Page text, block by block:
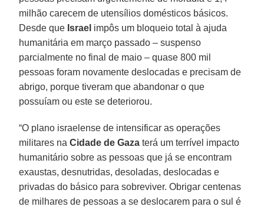
milhão carecem de utensílios domésticos básicos.
Desde que Israel impôs um bloqueio total à ajuda
humanitária em março passado – suspenso
parcialmente no final de maio – quase 800 mil
pessoas foram novamente deslocadas e precisam de
abrigo, porque tiveram que abandonar o que
possuíam ou este se deteriorou.
“O plano israelense de intensificar as operações
militares naCidade de Gaza terá um terrível impacto
humanitário sobre as pessoas que já se encontram
exaustas, desnutridas, desoladas, deslocadas e
privadas do básico para sobreviver. Obrigar centenas
de milhares de pessoas a se deslocarem para o sul é